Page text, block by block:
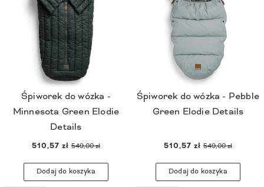
Śpiworek do wózka -
Minnesota Green Elodie
Details
510,57 zł 549,00 zł
Dodaj do koszyka
Śpiworek do wózka - Pebble
Green Elodie Details
510,57 zł 549,00 zł
Dodaj do koszyka